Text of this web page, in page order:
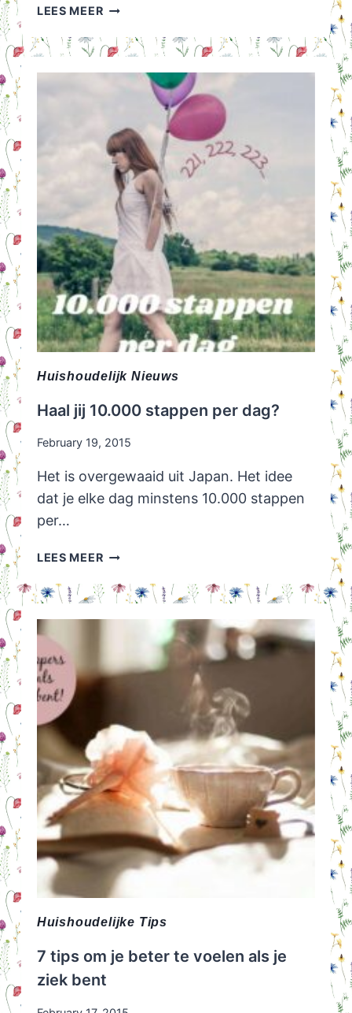
LEES MEERPANNENKOEKEN
Huishoudelijk Nieuws
Haal jij 10.000 stappen per dag?
February 19, 2015
Het is overgewaaid uit Japan. Het idee
dat je elke dag minstens 10.000 stappen
per…
LEES MEERHAAL
10.000
Huishoudelijke Tips
7 tips om je beter te voelen als je
ziek bent